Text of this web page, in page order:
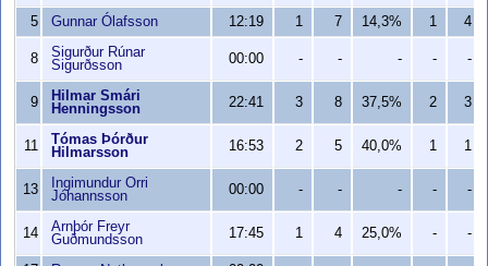
5
Gunnar Ólafsson 12:19 1 7 14,3% 1 4
8
Sigurður Rúnar
Sigurðsson
00:00 - - - - -
9
Hilmar Smári
Henningsson
22:41 3 8 37,5% 2 3
11
Tómas Þórður
Hilmarsson
16:53 2 5 40,0% 1 1
13
Ingimundur Orri
Jóhannsson
00:00 - - - - -
14
Arnþór Freyr
Guðmundsson
17:45 1 4 25,0% - -